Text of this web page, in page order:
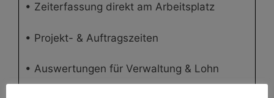
• Zeiterfassung direkt am Arbeitsplatz
• Projekt- & Auftragszeiten
• Auswertungen für Verwaltung & Lohn